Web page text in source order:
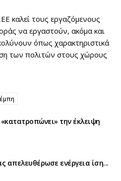
καλεί τους εργαζόμενους
να εργαστούν, ακόμα και
όπως χαρακτηριστικά
των πολιτών στους χώρους
την έκλειψη
απελευθέρωσε ενέργεια ίση...